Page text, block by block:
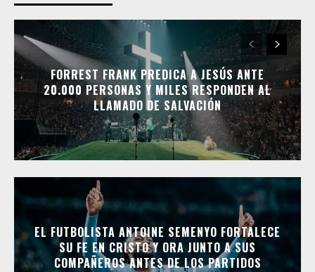
FORREST FRANK PREDICA A JESÚS ANTE
20.000 PERSONAS Y MILES RESPONDEN AL
LLAMADO DE SALVACIÓN
EL FUTBOLISTA ANTOINE SEMENYO FORTALECE
SU FE EN CRISTO Y ORA JUNTO A SUS
COMPAÑEROS ANTES DE LOS PARTIDOS